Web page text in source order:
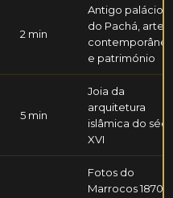
2 min
Antigo palácio
do Pachá, arte
contemporânea
e património
5 min
Joia da
arquitetura
islâmica do séc.
XVI
Fotos do
Marrocos 1870-